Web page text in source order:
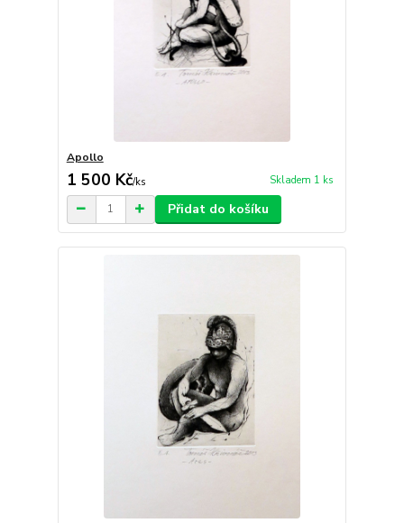
Apollo
1 500 Kč/ks Skladem 1 ks
Přidat do košíku